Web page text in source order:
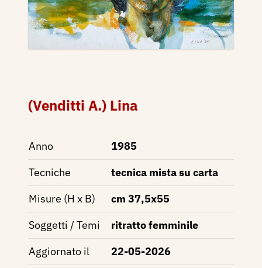
(Venditti A.) Lina
Anno
1985
Tecniche
tecnica mista su carta
Misure (H x B)
cm 37,5x55
Soggetti / Temi
ritratto femminile
Aggiornato il
22-05-2026